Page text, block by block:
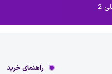
راهنمای خرید